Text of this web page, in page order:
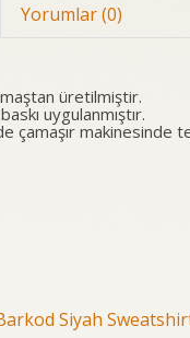
Yorumlar (0)
üretilmiştir.
uygulanmıştır.
çamaşır makinesinde
Siyah